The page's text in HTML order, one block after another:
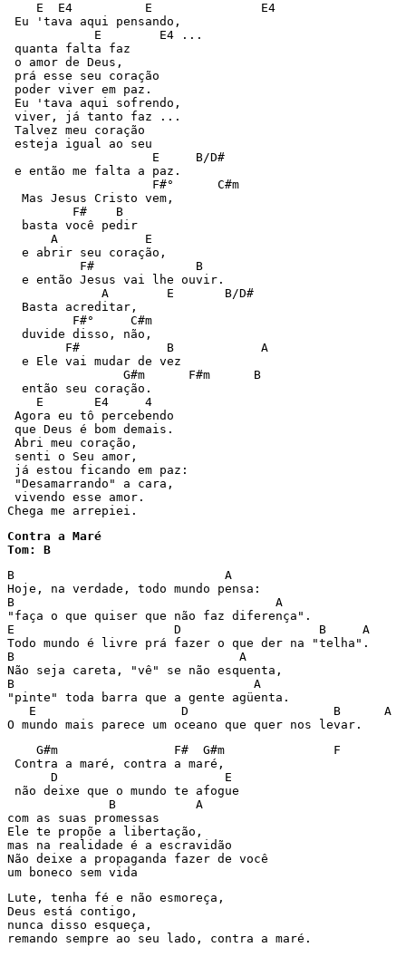
    E  E4          E               E4
Eu 'tava aqui pensando,
            E        E4 ...
quanta falta faz
o amor de Deus,
prá esse seu coração
poder viver em paz.
Eu 'tava aqui sofrendo,
viver, já tanto faz ...
Talvez meu coração
esteja igual ao seu
                    E     B/D#
e então me falta a paz.
                    F#°      C#m
  Mas Jesus Cristo vem,
         F#    B
  basta você pedir
      A            E
  e abrir seu coração,
          F#              B
  e então Jesus vai lhe ouvir.
             A        E       B/D#
  Basta acreditar,
         F#°     C#m
  duvide disso, não,
        F#            B            A
  e Ele vai mudar de vez
                G#m      F#m      B
  então seu coração.
    E       E4     4
Agora eu tô percebendo
que Deus é bom demais.
Abri meu coração,
senti o Seu amor,
já estou ficando em paz:
"Desamarrando" a cara,
vivendo esse amor.
Chega me arrepiei.
Contra a Maré
Tom: B
B                             A
Hoje, na verdade, todo mundo pensa:
B                                    A
"faça o que quiser que não faz diferença".
E                      D                   B     A
Todo mundo é livre prá fazer o que der na "telha".
B                               A
Não seja careta, "vê" se não esquenta,
B                                 A
"pinte" toda barra que a gente agüenta.
   E                    D                    B      A
O mundo mais parece um oceano que quer nos levar.
    G#m                F#  G#m               F
Contra a maré, contra a maré,
      D                       E
não deixe que o mundo te afogue
              B           A
com as suas promessas
Ele te propõe a libertação,
mas na realidade é a escravidão
Não deixe a propaganda fazer de você
um boneco sem vida
Lute, tenha fé e não esmoreça,
Deus está contigo,
nunca disso esqueça,
remando sempre ao seu lado, contra a maré.